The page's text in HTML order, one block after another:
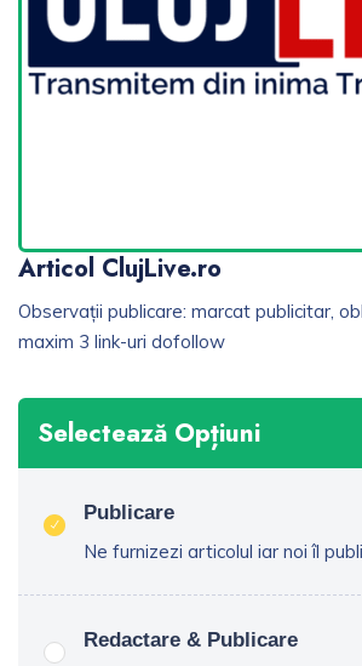
Articol ClujLive.ro
Observații publicare: marcat publicitar,
maxim 3 link-uri dofollow
Selectează Opțiuni
Publicare
Ne furnizezi articolul iar noi îl
Redactare & Publicare